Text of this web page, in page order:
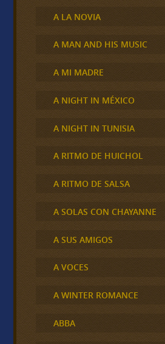
A LA NOVIA
A MAN AND HIS MUSIC
A MI MADRE
A NIGHT IN MÉXICO
A NIGHT IN TUNISIA
A RITMO DE HUICHOL
A RITMO DE SALSA
A SOLAS CON CHAYANNE
A SUS AMIGOS
A VOCES
A WINTER ROMANCE
ABBA